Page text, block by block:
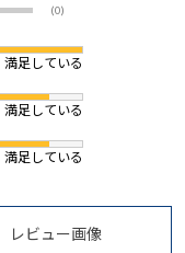
(0)
満足している
満足している
満足している
レビュー画像